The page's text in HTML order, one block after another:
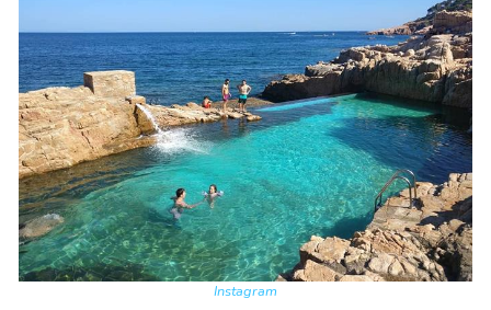
Instagram